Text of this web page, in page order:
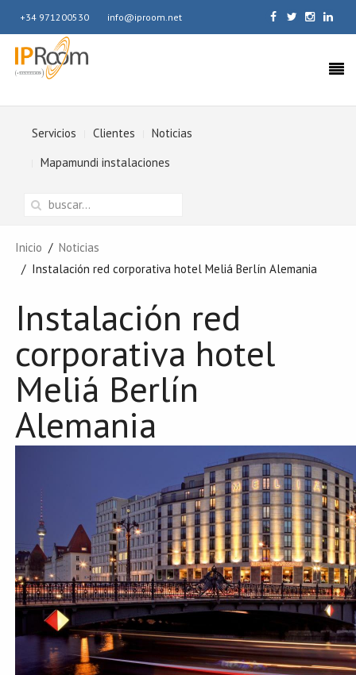
+34 971200530 info@iproom.net
Servicios Clientes
Noticias
Mapamundi instalaciones
Inicio
Noticias
Instalación red corporativa hotel Meliá Berlín Alemania
Instalación red
corporativa hotel
Meliá Berlín
Alemania